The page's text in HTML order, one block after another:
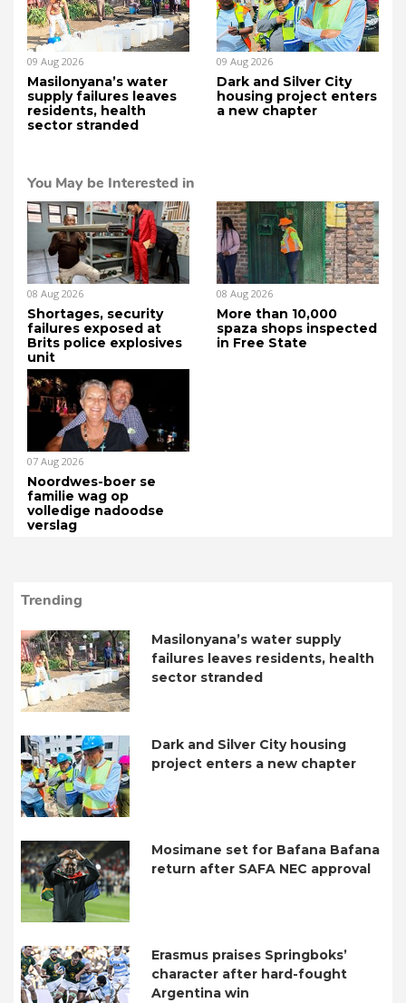
09 Aug 2026
Masilonyana’s water
supply failures leaves
residents, health
sector stranded
09 Aug 2026
Dark and Silver City
housing project enters
a new chapter
You May be Interested in
08 Aug 2026
Shortages, security
failures exposed at
Brits police explosives
unit
08 Aug 2026
More than 10,000
spaza shops inspected
in Free State
07 Aug 2026
Noordwes-boer se
familie wag op
volledige nadoodse
verslag
Trending
Masilonyana’s water supply
failures leaves residents, health
sector stranded
Dark and Silver City housing
project enters a new chapter
Mosimane set for Bafana Bafana
return after SAFA NEC approval
Erasmus praises Springboks’
character after hard-fought
Argentina win